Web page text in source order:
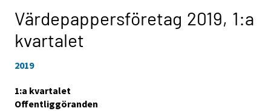
Värdepappersföretag 2019, 1:a
kvartalet
2019
1:a kvartalet
Offentliggöranden